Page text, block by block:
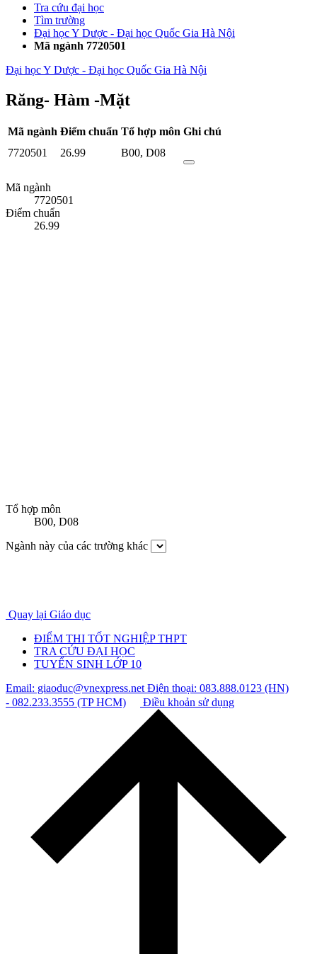
Tra cứu đại học
Tìm trường
Đại học Y Dược - Đại học Quốc Gia Hà Nội
Mã ngành 7720501
Đại học Y Dược - Đại học Quốc Gia Hà Nội
Răng- Hàm -Mặt
Mã ngành Điểm chuẩn Tổ hợp môn Ghi chú
7720501
26.99 B00, D08
Mã ngành
7720501
Điểm chuẩn
26.99
Tổ hợp môn
B00, D08
Ngành này của các trường khác
Quay lại Giáo dục
ĐIỂM THI TỐT NGHIỆP THPT
TRA CỨU ĐẠI HỌC
TUYỂN SINH LỚP 10
Email: giaoduc@vnexpress.netĐiện thoại: 083.888.0123 (HN)
- 082.233.3555 (TP HCM)
Điều khoản sử dụng